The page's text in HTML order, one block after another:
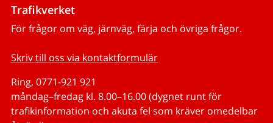
Trafikverket
För frågor om väg, järnväg, färja och övriga frågor.
Skriv till oss via kontaktformulär
Ring, 0771-921 921
måndag–fredag kl. 8.00–16.00 (dygnet runt för
trafikinformation och akuta fel som kräver omedelbar